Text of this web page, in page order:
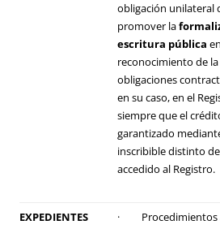
obligación unilateral
promover la
escritura pública
reconocimiento de
obligaciones
en su caso, en el
siempre que el
garantizado
inscribible distinto
accedido al Registro.
EXPEDIENTES
· Procedimientos